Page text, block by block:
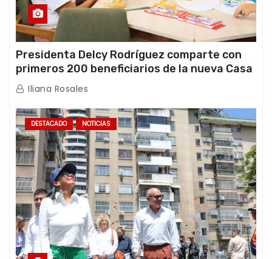
Presidenta Delcy Rodríguez comparte con
primeros 200 beneficiarios de la nueva Casa
de los Abuelos “La Primavera” en Caracas
Iliana Rosales
DESTACADO NOTICIAS